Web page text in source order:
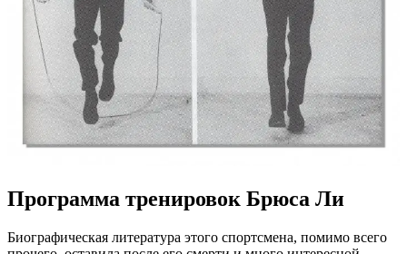
Программа тренировок Брюса Ли
Биографическая литература этого спортсмена, помимо всего